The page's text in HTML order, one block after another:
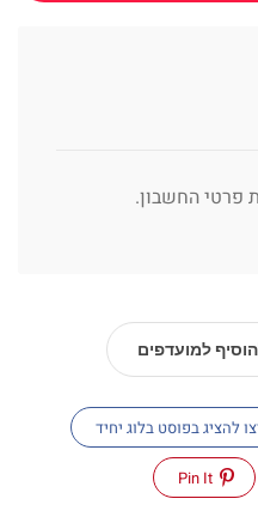
פרטי החשבון.
למועדפים
להציג בפוסט בלוג יחיד
Pin It